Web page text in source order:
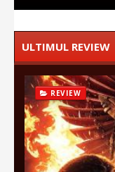
ULTIMUL REVIEW
REVIEW